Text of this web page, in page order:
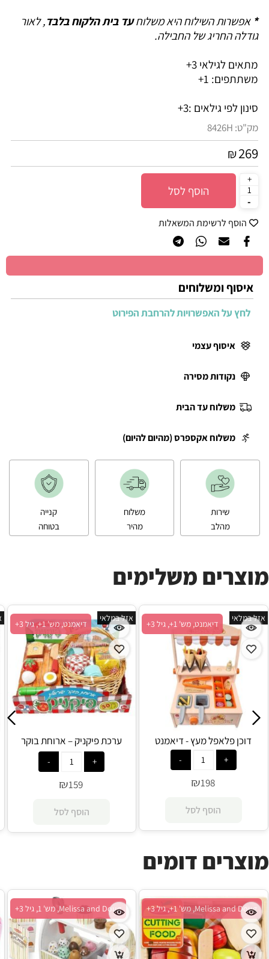
*אפשרות השילוח היא משלוחעד בית הלקוח בלבד, לאור
גודלה החריג של החבילה.
מתאים לגילאי 3+
משתתפים: 1+
סינון לפי גילאים :3+
מק"ט: 8426H
₪269
הוסף לסל
הוסף לרשימת המשאלות
איסוף ומשלוחים
לחץ על האפשרויות להרחבת הפירוט
איסוף עצמי
נקודות מסירה
משלוח עד הבית
משלוח אקספרס (מהיום להיום)
שירות
מהלב
משלוח
מהיר
קנייה
בטוחה
מוצרים משלימים
דיאמנט, מש' 1+, גיל 3+
אזל במלאי
ערכת פיקניק – ארוחת בוקר
ישראלית - דיאמנט
₪159
הוסף לסל
דיאמנט, מש' 1+, גיל 3+
אזל במלאי
דוכן פלאפל מעץ - דיאמנט
₪198
הוסף לסל
מוצרים דומים
Melissa and Doug, מש' 1, גיל 3+ Melissa and Doug, מש' 1+, גיל 3+